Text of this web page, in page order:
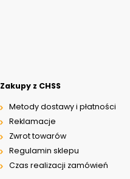
Zakupy z CHSS
Metody dostawy i płatności
Reklamacje
Zwrot towarów
Regulamin sklepu
Czas realizacji zamówień